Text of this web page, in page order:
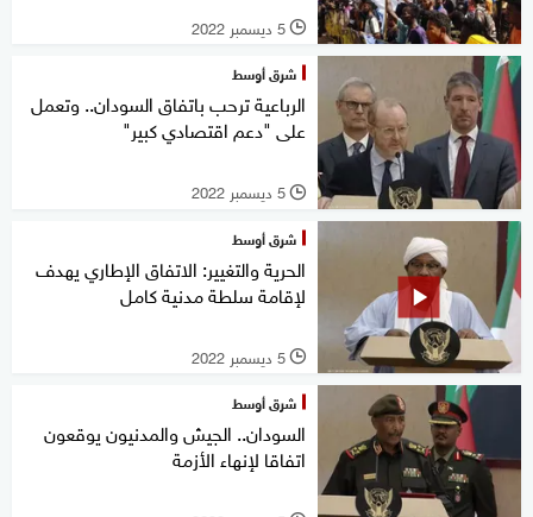
l 5 ديسمبر 2022
شرق أوسط
الرباعية ترحب باتفاق السودان.. وتعمل
على "دعم اقتصادي كبير"
l 5 ديسمبر 2022
شرق أوسط
الحرية والتغيير: الاتفاق الإطاري يهدف
لإقامة سلطة مدنية كامل
l 5 ديسمبر 2022
شرق أوسط
السودان.. الجيش والمدنيون يوقعون
اتفاقا لإنهاء الأزمة